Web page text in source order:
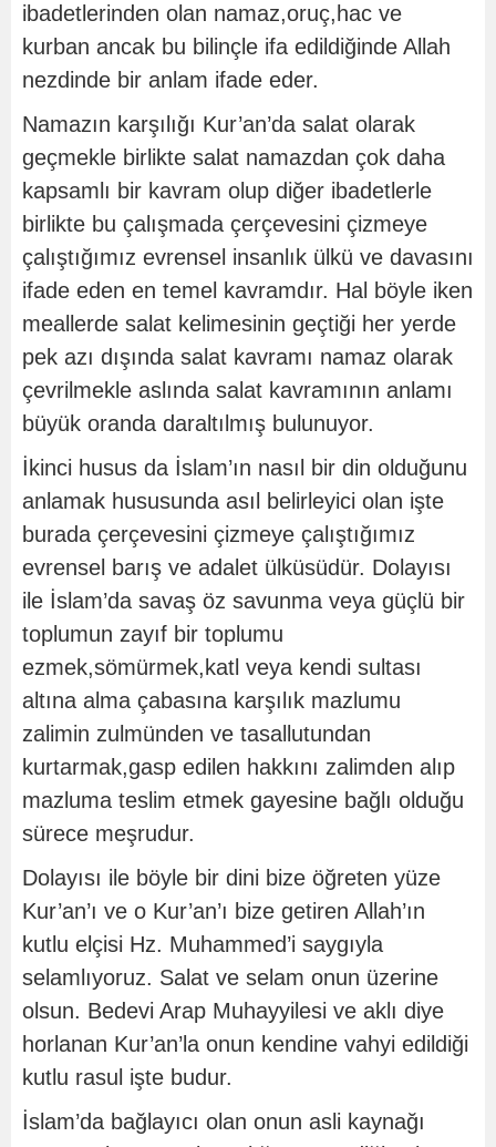
ibadetlerinden olan namaz,oruç,hac ve
kurban ancak bu bilinçle ifa edildiğinde Allah
nezdinde bir anlam ifade eder.
Namazın karşılığı Kur’an’da salat olarak
geçmekle birlikte salat namazdan çok daha
kapsamlı bir kavram olup diğer ibadetlerle
birlikte bu çalışmada çerçevesini çizmeye
çalıştığımız evrensel insanlık ülkü ve davasını
ifade eden en temel kavramdır. Hal böyle iken
meallerde salat kelimesinin geçtiği her yerde
pek azı dışında salat kavramı namaz olarak
çevrilmekle aslında salat kavramının anlamı
büyük oranda daraltılmış bulunuyor.
İkinci husus da İslam’ın nasıl bir din olduğunu
anlamak hususunda asıl belirleyici olan işte
burada çerçevesini çizmeye çalıştığımız
evrensel barış ve adalet ülküsüdür. Dolayısı
ile İslam’da savaş öz savunma veya güçlü bir
toplumun zayıf bir toplumu
ezmek,sömürmek,katl veya kendi sultası
altına alma çabasına karşılık mazlumu
zalimin zulmünden ve tasallutundan
kurtarmak,gasp edilen hakkını zalimden alıp
mazluma teslim etmek gayesine bağlı olduğu
sürece meşrudur.
Dolayısı ile böyle bir dini bize öğreten yüze
Kur’an’ı ve o Kur’an’ı bize getiren Allah’ın
kutlu elçisi Hz. Muhammed’i saygıyla
selamlıyoruz. Salat ve selam onun üzerine
olsun. Bedevi Arap Muhayyilesi ve aklı diye
horlanan Kur’an’la onun kendine vahyi edildiği
kutlu rasul işte budur.
İslam’da bağlayıcı olan onun asli kaynağı